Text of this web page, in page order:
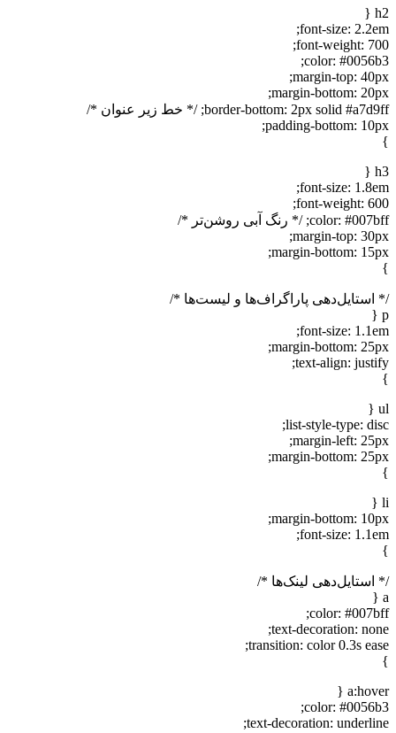
h2 {
font-size: 2.2em;
font-weight: 700;
color: #0056b3;
margin-top: 40px;
margin-bottom: 20px;
border-bottom: 2px solid #a7d9ff; /* خط زیر عنوان */
padding-bottom: 10px;
}
h3 {
font-size: 1.8em;
font-weight: 600;
color: #007bff; /* رنگ آبی روشن‌تر */
margin-top: 30px;
margin-bottom: 15px;
}
/* استایل‌دهی پاراگراف‌ها و لیست‌ها */
p {
font-size: 1.1em;
margin-bottom: 25px;
text-align: justify;
}
ul {
list-style-type: disc;
margin-left: 25px;
margin-bottom: 25px;
}
li {
margin-bottom: 10px;
font-size: 1.1em;
}
/* استایل‌دهی لینک‌ها */
a {
color: #007bff;
text-decoration: none;
transition: color 0.3s ease;
}
a:hover {
color: #0056b3;
text-decoration: underline;